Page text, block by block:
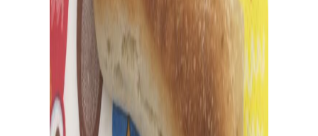
パ お買 い
パン作りアイテムを購入！
大好評！パンが簡単に美味しく焼ける「麻衣子のMy
粉」、その他オリジナル商品からパン作りに役立つおす
すめアイテムまで購入可能。過去のオンライン講座レシ